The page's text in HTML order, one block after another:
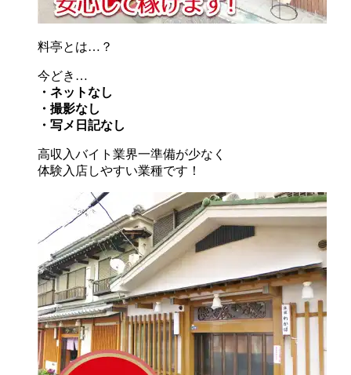
料亭とは…？
今どき…
・ネットなし
・撮影なし
・写メ日記なし
高収入バイト業界一準備が少なく
体験入店しやすい業種です！